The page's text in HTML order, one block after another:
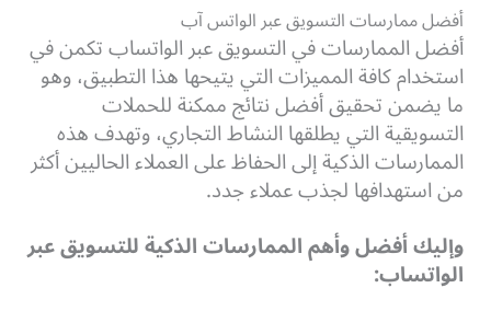
أفضل ممارسات التسويق عبر الواتس آب
أفضل الممارسات في التسويق عبر الواتساب تكمن في
استخدام كافة المميزات التي يتيحها هذا التطبيق، وهو
ما يضمن تحقيق أفضل نتائج ممكنة للحملات
التسويقية التي يطلقها النشاط التجاري، وتهدف هذه
الممارسات الذكية إلى الحفاظ على العملاء الحاليين أكثر
من استهدافها لجذب عملاء جدد.
وإليك أفضل وأهم الممارسات الذكية للتسويق عبر
الواتساب: